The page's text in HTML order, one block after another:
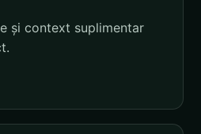
și context suplimentar